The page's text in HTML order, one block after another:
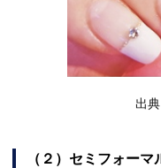
出典
（２）セミフォー